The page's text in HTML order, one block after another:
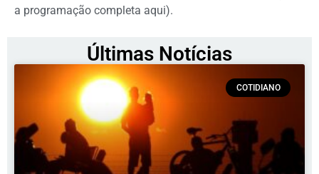
a programação completa aqui).
Últimas Notícias
COTIDIANO